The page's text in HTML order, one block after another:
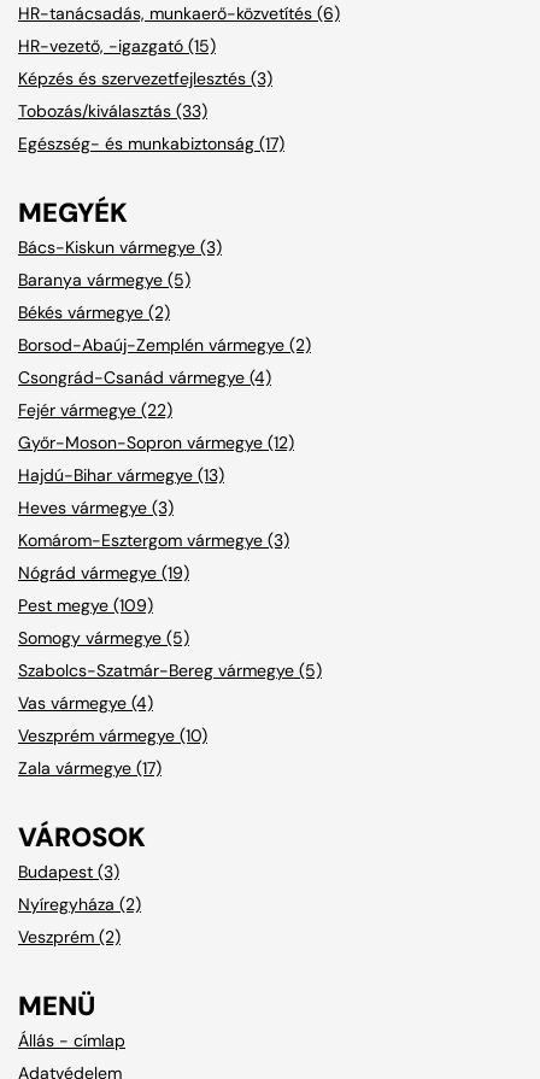
HR-tanácsadás, munkaerő-közvetítés (6)
HR-vezető, -igazgató (15)
Képzés és szervezetfejlesztés (3)
Tobozás/kiválasztás (33)
Egészség- és munkabiztonság (17)
MEGYÉK
Bács-Kiskun vármegye (3)
Baranya vármegye (5)
Békés vármegye (2)
Borsod-Abaúj-Zemplén vármegye (2)
Csongrád-Csanád vármegye (4)
Fejér vármegye (22)
Győr-Moson-Sopron vármegye (12)
Hajdú-Bihar vármegye (13)
Heves vármegye (3)
Komárom-Esztergom vármegye (3)
Nógrád vármegye (19)
Pest megye (109)
Somogy vármegye (5)
Szabolcs-Szatmár-Bereg vármegye (5)
Vas vármegye (4)
Veszprém vármegye (10)
Zala vármegye (17)
VÁROSOK
Budapest (3)
Nyíregyháza (2)
Veszprém (2)
MENÜ
Állás - címlap
Adatvédelem